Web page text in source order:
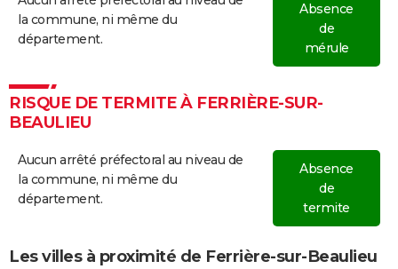
la commune, ni même du
département.
Absence
de
mérule
RISQUE DE TERMITE À FERRIÈRE-SUR-
BEAULIEU
Aucun arrêté préfectoral au niveau de
la commune, ni même du
département.
Absence
de
termite
Les villes à proximité de Ferrière-sur-Beaulieu